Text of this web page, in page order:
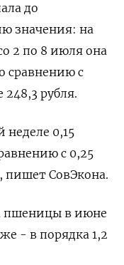
до
значения: на
2 по 8 июля она
сравнению с
рубля.
неделе 0,15
с 0,25
пишет СовЭкона.
пшеницы в июне
- в порядка 1,2